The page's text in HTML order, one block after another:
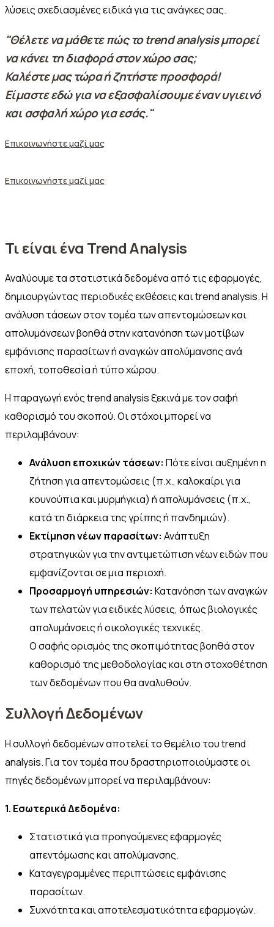
λύσεις σχεδιασμένες ειδικά για τις ανάγκες σας.
"Θέλετε να μάθετε πώς το trend analysis μπορεί
να κάνει τη διαφορά στον χώρο σας;
Καλέστε μας τώρα ή ζητήστε προσφορά!
Είμαστε εδώ για να εξασφαλίσουμε έναν υγιεινό
και ασφαλή χώρο για εσάς."
Επικοινωνήστε μαζί μας
Επικοινωνήστε μαζί μας
Τι είναι ένα Trend Analysis
Αναλύουμε τα στατιστικά δεδομένα από τις εφαρμογές,
δημιουργώντας περιοδικές εκθέσεις και trend analysis. Η
ανάλυση τάσεων στον τομέα των απεντομώσεων και
απολυμάνσεων βοηθά στην κατανόηση των μοτίβων
εμφάνισης παρασίτων ή αναγκών απολύμανσης ανά
εποχή, τοποθεσία ή τύπο χώρου.
Η παραγωγή ενός trend analysis ξεκινά με τον σαφή
καθορισμό του σκοπού. Οι στόχοι μπορεί να
περιλαμβάνουν:
Ανάλυση εποχικών τάσεων: Πότε είναι αυξημένη η
ζήτηση για απεντομώσεις (π.χ., καλοκαίρι για
κουνούπια και μυρμήγκια) ή απολυμάνσεις (π.χ.,
κατά τη διάρκεια της γρίπης ή πανδημιών).
Εκτίμηση νέων παρασίτων: Ανάπτυξη
στρατηγικών για την αντιμετώπιση νέων ειδών που
εμφανίζονται σε μια περιοχή.
Προσαρμογή υπηρεσιών: Κατανόηση των αναγκών
των πελατών για ειδικές λύσεις, όπως βιολογικές
απολυμάνσεις ή οικολογικές τεχνικές.
Ο σαφής ορισμός της σκοπιμότητας βοηθά στον
καθορισμό της μεθοδολογίας και στη στοχοθέτηση
των δεδομένων που θα αναλυθούν.
Συλλογή Δεδομένων
Η συλλογή δεδομένων αποτελεί το θεμέλιο του trend
analysis. Για τον τομέα που δραστηριοποιούμαστε οι
πηγές δεδομένων μπορεί να περιλαμβάνουν:
1. Εσωτερικά Δεδομένα:
Στατιστικά για προηγούμενες εφαρμογές
απεντόμωσης και απολύμανσης.
Καταγεγραμμένες περιπτώσεις εμφάνισης
παρασίτων.
Συχνότητα και αποτελεσματικότητα εφαρμογών.